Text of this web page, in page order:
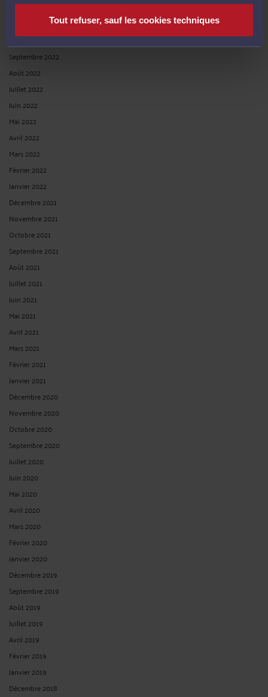
Tout refuser, sauf les cookies techniques
Décembre 2022
Novembre 2022
Octobre 2022
Septembre 2022
Août 2022
Juillet 2022
Juin 2022
Mai 2022
Avril 2022
Mars 2022
Février 2022
Janvier 2022
Décembre 2021
Novembre 2021
Octobre 2021
Septembre 2021
Août 2021
Juillet 2021
Juin 2021
Mai 2021
Avril 2021
Mars 2021
Février 2021
Janvier 2021
Décembre 2020
Novembre 2020
Octobre 2020
Septembre 2020
Juillet 2020
Juin 2020
Mai 2020
Avril 2020
Mars 2020
Février 2020
Janvier 2020
Décembre 2019
Septembre 2019
Août 2019
Juillet 2019
Avril 2019
Février 2019
Janvier 2019
Décembre 2018